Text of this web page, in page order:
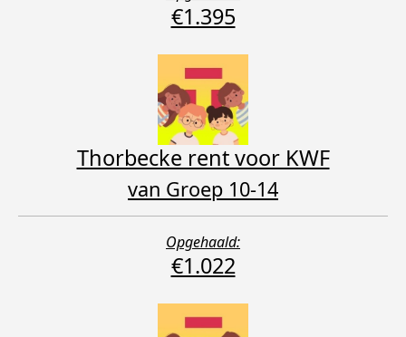
€1.395
Thorbecke rent voor KWF
van Groep 10-14
Opgehaald:
€1.022